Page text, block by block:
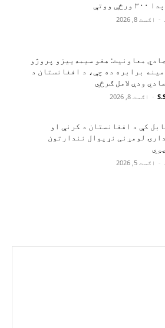
ووتې
- اګست 8, 2026
معاونیت: هغو سیمه‌ییزو پروژو
برابره ده چې، د افغانستان د
ودې لامل ګرځي
- اګست 8, 2026
کې د افغانستان د کرنې او
لومړنی نړیوال نندارتون
- اګست 5, 2026